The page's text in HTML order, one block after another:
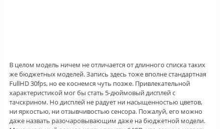
В целом модель ничем не отличается от длинного списка таких
же бюджетных моделей. Запись здесь тоже вполне стандартная
FullHD 30fps, но ее коснемся чуть позже. Привлекательной
характеристикой мог бы стать 5-дюймовый дисплей с
тачскрином. Но дисплей не радует ни насыщенностью цветов,
ни яркостью, ни отзывчивостью сенсора. Пожалуй, его можно
даже назвать разочаровывающим даже на бюджетной модели.